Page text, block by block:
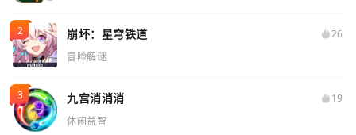
崩坏：星穹铁道
26
冒险解谜
九宫消消消
19
休闲益智